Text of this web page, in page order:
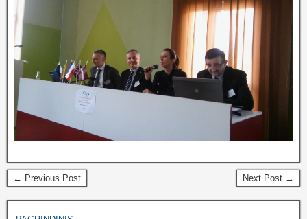
← Previous Post Next Post →